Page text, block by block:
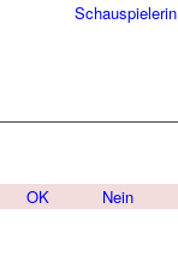
Schauspielerin
OK Nein